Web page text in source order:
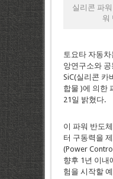
실리콘 파
워
토요타 자동
앙연구소와
SiC(실리콘 카
합물 )에 의한
21일 밝혔다.
이 파워 반도
터 구동력을
(Power
향후 1년 이내
험을 시작할